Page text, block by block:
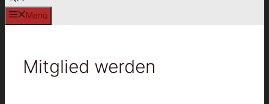
Menü
Mitglied werden